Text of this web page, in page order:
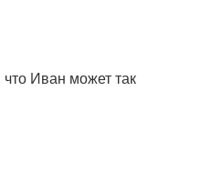
Иван может так